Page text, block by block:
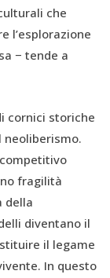
che
l’esplorazione
− tende a
cornici storiche
neoliberismo.
fragilità
della
diventano il
il legame
In questo